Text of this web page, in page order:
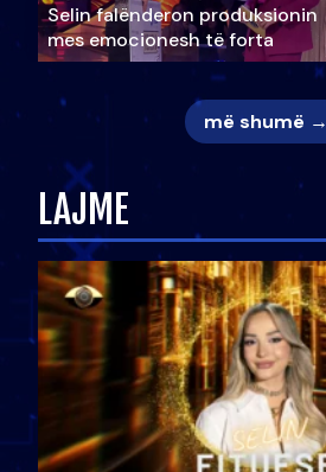
Selin falënderon produksionin
mes emocionesh të forta
më shumë →
LAJME